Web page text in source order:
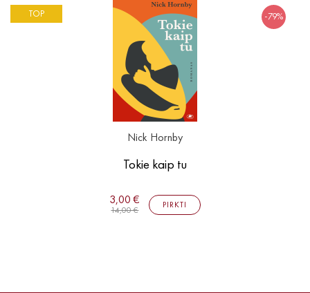
TOP -79%
Nick Hornby
Tokie kaip tu
3,00 €
14,00 €
PIRKTI